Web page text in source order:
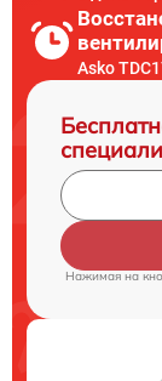
Asko
Нажимая на